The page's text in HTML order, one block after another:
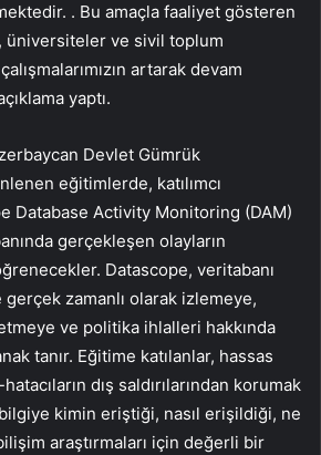
. Bu amaçla faaliyet gösteren
üniversiteler ve sivil toplum
artarak devam
yaptı.
Devlet Gümrük
eğitimlerde, katılımcı
Database Activity Monitoring (DAM)
gerçekleşen olayların
Datascope, veritabanı
gerçek zamanlı olarak izlemeye,
ve politika ihlalleri hakkında
tanır. Eğitime katılanlar, hassas
dış saldırılarından korumak
kimin eriştiği, nasıl erişildiği, ne
araştırmaları için değerli bir